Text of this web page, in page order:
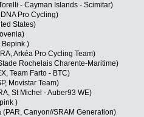
- Cayman Islands - Scimitar)
Pro Cycling)
States)
Bepink )
Arkéa Pro Cycling Team)
Rochelais Charente-Maritime)
Team Farto - BTC)
Movistar Team)
St Michel - Auber93 WE)
)
Canyon//SRAM Generation)